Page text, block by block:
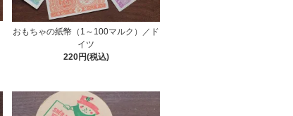
おもちゃの紙幣（1～100マルク）／ド
イツ
220円(税込)